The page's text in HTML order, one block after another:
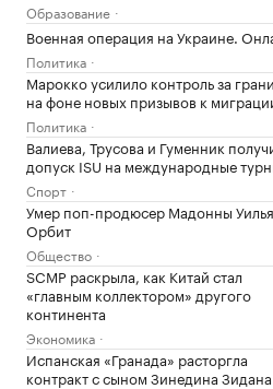
Образование
Военная операция на Украине.
Политика
Марокко усилило контроль за
на фоне новых призывов к
Политика
Валиева, Трусова и Гуменник
допуск ISU на международные
Спорт
Умер поп-продюсер Мадонны
Орбит
Общество
SCMP раскрыла, как Китай стал
«главным коллектором» другого
континента
Экономика
Испанская «Гранада» расторгла
контракт с сыном Зинедина Зидана